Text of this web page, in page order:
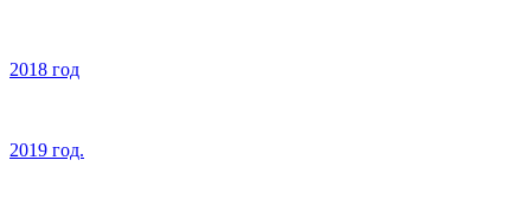
2018 год
2019 год.